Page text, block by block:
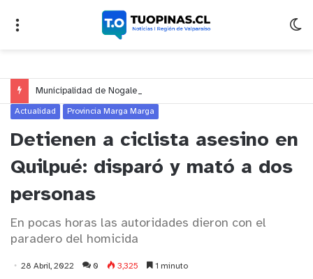
Actualidad Provincia Marga Marga
Detienen a ciclista asesino en
Quilpué: disparó y mató a dos
personas
En pocas horas las autoridades dieron con el
paradero del homicida
28 Abril, 2022 0 3,325 1 minuto